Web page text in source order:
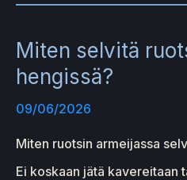
Miten selvitä
hengissä?
09/06/2026
Miten ruotsin armeijassa
Ei koskaan jätä kavereitaan